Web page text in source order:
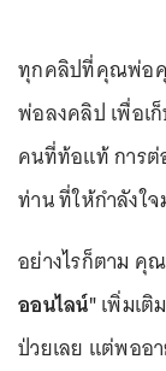
ทุกคลิปที่คุณพ่อคุ
พ่อลงคลิป เพื่อเ
คนที่ท้อแท้ การ
ท่าน ที่ให้กำลังใ
อย่างไรก็ตาม คุ
ออนไลน์"เพิ่มเ
ป่วยเลย แต่พออ